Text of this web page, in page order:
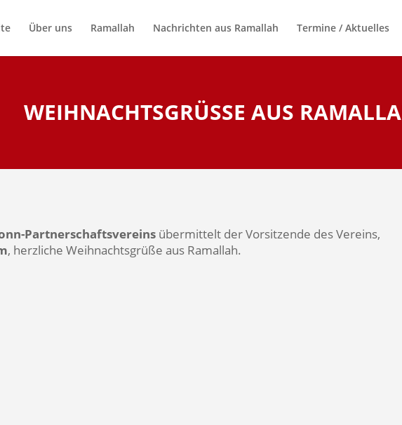
Über uns Ramallah Nachrichten aus Ramallah Termine / Aktuelles
WEIHNACHTSGRÜSSE AUS RAMALLAH
Partnerschaftsvereins übermittelt der Vorsitzende des Vereins,
, herzliche Weihnachtsgrüße aus Ramallah.